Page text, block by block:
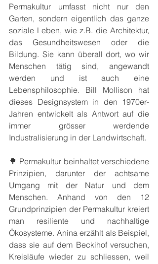
Permakultur umfasst nicht nur den
Garten, sondern eigentlich das ganze
soziale Leben, wie z.B. die Architektur,
das Gesundheitswesen oder die
Bildung. Sie kann überall dort, wo wir
Menschen tätig sind, angewandt
werden und ist auch eine
Lebensphilosophie. Bill Mollison hat
dieses Designsystem in den 1970er-
Jahren entwickelt als Antwort auf die
immer grösser werdende
Industralisierung in der Landwirtschaft.
🌳 Permakultur beinhaltet verschiedene
Prinzipien, darunter der achtsame
Umgang mit der Natur und dem
Menschen. Anhand von den 12
Grundprinzipien der Permakultur kreiert
man resiliente und nachhaltige
Ökosysteme. Anina erzählt als Beispiel,
dass sie auf dem Beckihof versuchen,
Kreisläufe wieder zu schliessen, weil